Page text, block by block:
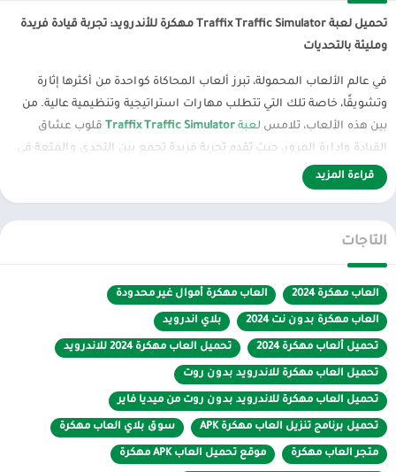
تحميل لعبة Traffix Traffic Simulator مهكرة للأندرويد: تجربة قيادة فريدة
ومليئة بالتحديات
في عالم الألعاب المحمولة، تبرز ألعاب المحاكاة كواحدة من أكثرها إثارة
وتشويقًا، خاصة تلك التي تتطلب مهارات استراتيجية وتنظيمية عالية. من
بين هذه الألعاب، تلامس لعبة Traffix Traffic Simulator قلوب عشاق
القيادة وإدارة المرور، حيث تقدم تجربة فريدة تجمع بين التحدي والمتعة في
آن واحد.
المرور في المدينة. هدف اللاعب هو تنظيم تدفق السيارات والمركبات
بشكل منظم لمنع الازدحام والحوادث، مع الحفاظ على سير الحركة بشكل
سلس وفعال. تتميز اللعبة برسومات بسيطة وجذابة، مع نظام تحكم
سهل الاستخدام يناسب جميع الفئات العمرية.
لماذا يبحث المستخدمون عن نسخة مهكرة؟
فتح جميع الميزات: النسخة المهكرة تتيح الوصول إلى جميع المركبات
والمستويات دون الحاجة للانتظار أو إنفاق أموال حقيقية.
تجربة غير محدودة: توفر اللعبة المعدلة قدرات غير محدودة مثل المال
قراءة المزيد
التاجات
العاب مهكرة 2024 العاب مهكرة أموال غير محدودة
العاب مهكرة بدون نت 2024 بلاي اندرويد
تحميل ألعاب مهكرة 2024 تحميل العاب مهكرة 2024 للاندرويد
تحميل العاب مهكرة للاندرويد بدون روت
تحميل العاب مهكرة للاندرويد بدون روت من ميديا فاير
تحميل برنامج تنزيل العاب مهكرة APK سوق بلاي العاب مهكرة
متجر العاب مهكرة موقع تحميل العاب APK مهكرة